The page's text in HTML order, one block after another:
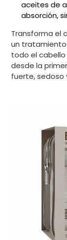
aceites de
absorción,
Transforma el
un
todo el
desde la
fuerte, sedoso